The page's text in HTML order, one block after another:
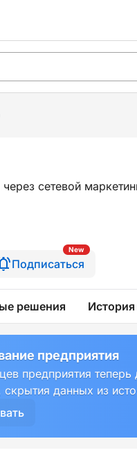
сетевой
New
Подписаться
решения
предприятия
предприятия
данных из